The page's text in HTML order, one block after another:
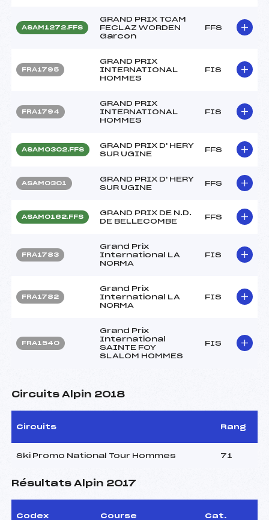
ASAM1272.FFS
GRAND PRIX TCAM
FECLAZ WORDEN
Garcon
FFS
FRA1795
GRAND PRIX
INTERNATIONAL
HOMMES
FIS
FRA1794
GRAND PRIX
INTERNATIONAL
HOMMES
FIS
ASAM0302.FFS
GRAND PRIX D' HERY
SUR UGINE
FFS
ASAM0301
GRAND PRIX D' HERY
SUR UGINE
FFS
ASAM0162.FFS
GRAND PRIX DE N.D.
DE BELLECOMBE
FFS
FRA1783
Grand Prix
International LA
NORMA
FIS
FRA1782
Grand Prix
International LA
NORMA
FIS
FRA1540
Grand Prix
International
SAINTE FOY
SLALOM HOMMES
FIS
Circuits Alpin 2018
Circuits Rang
Ski Promo National Tour Hommes 71
Résultats Alpin 2017
Codex Course Cat.